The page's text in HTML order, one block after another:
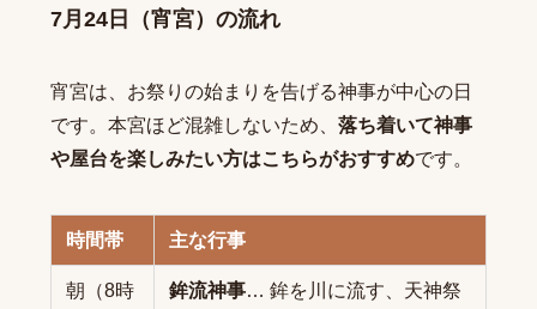
7月24日（宵宮）の流れ
宵宮は、お祭りの始まりを告げる神事が中心の日
です。本宮ほど混雑しないため、 落ち着いて神事
や屋台を楽しみたい方はこちらがおすすめです。
時間帯 主な行事
朝（8時
鉾流神事… 鉾を川に流す、天神祭